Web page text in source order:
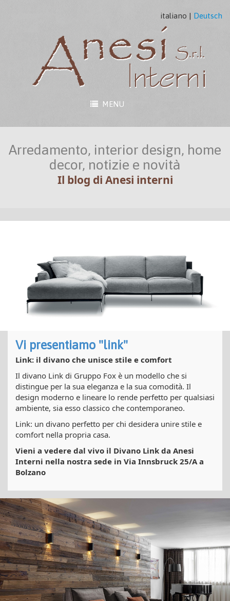
italiano | Deutsch
MENU
Arredamento, interior design, home
decor, notizie e novità
Il blog di Anesi interni
Vi presentiamo "link"
Link: il divano che unisce stile e comfort
Il divano Link di Gruppo Fox è un modello che si
distingue per la sua eleganza e la sua comodità. Il
design moderno e lineare lo rende perfetto per qualsiasi
ambiente, sia esso classico che contemporaneo.
Link: un divano perfetto per chi desidera unire stile e
comfort nella propria casa.
Vieni a vedere dal vivo il Divano Link da Anesi
Interni nella nostra sede in Via Innsbruck 25/A a
Bolzano